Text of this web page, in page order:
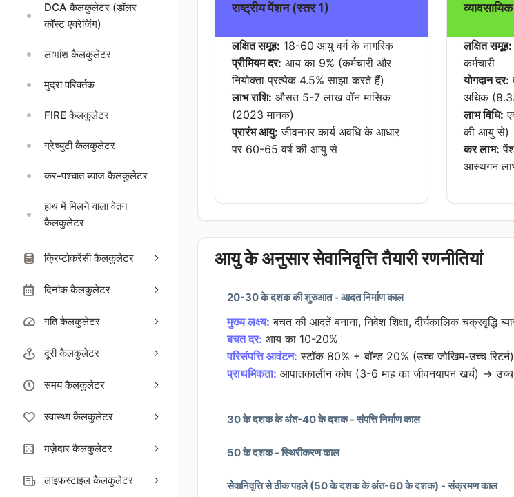
DCA कैलकुलेटर (डॉलर
कॉस्ट एवरेजिंग)
लाभांश कैलकुलेटर
मुद्रा परिवर्तक
FIRE कैलकुलेटर
ग्रेच्युटी कैलकुलेटर
कर-पश्चात ब्याज कैलकुलेटर
हाथ में मिलने वाला वेतन
कैलकुलेटर
क्रिप्टोकरेंसी कैलकुलेटर
दिनांक कैलकुलेटर
गति कैलकुलेटर
दूरी कैलकुलेटर
समय कैलकुलेटर
स्वास्थ्य कैलकुलेटर
मज़ेदार कैलकुलेटर
लाइफस्टाइल कैलकुलेटर
राष्ट्रीय पेंशन (स्तर 1)
लक्षित समूह: 18-60 आयु वर्ग के नागरिक
प्रीमियम दर: आय का 9% (कर्मचारी और
नियोक्ता प्रत्येक 4.5% साझा करते हैं)
लाभ राशि: औसत 5-7 लाख वॉन मासिक
(2023 मानक)
प्रारंभ आयु: जीवनभर कार्य अवधि के आधार
पर 60-65 वर्ष की आयु से
लक्षित समूह:
कर्मचारी
योगदान दर:
अधिक
लाभ विधि:
की आयु से)
कर लाभ:
आस्थगन
आयु के अनुसार सेवानिवृत्ति तैयारी रणनीतियां
20-30 के दशक की शुरुआत - आदत निर्माण काल
मुख्य लक्ष्य: बचत की आदतें बनाना, निवेश शिक्षा, दीर्घकालिक चक्रवृद्धि
बचत दर: आय का 10-20%
परिसंपत्ति आवंटन: स्टॉक 80% + बॉन्ड 20% (उच्च जोखिम-उच्च रिटर्न)
प्राथमिकता: आपातकालीन कोष (3-6 माह का जीवनयापन खर्च) →
30 के दशक के अंत-40 के दशक - संपत्ति निर्माण काल
50 के दशक - स्थिरीकरण काल
सेवानिवृत्ति से ठीक पहले (50 के दशक के अंत-60 के दशक) - संक्रमण काल